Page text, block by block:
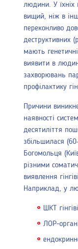
людини. У їхніх
вищий, ніж в
переконливо
деструктивних
мають
виявити в
захворювань
профілактику
Причини
наявності
десятиліття
збільшилася
Богомольця
різними
виявлення
Наприклад, у
ШКТ
ЛОР-